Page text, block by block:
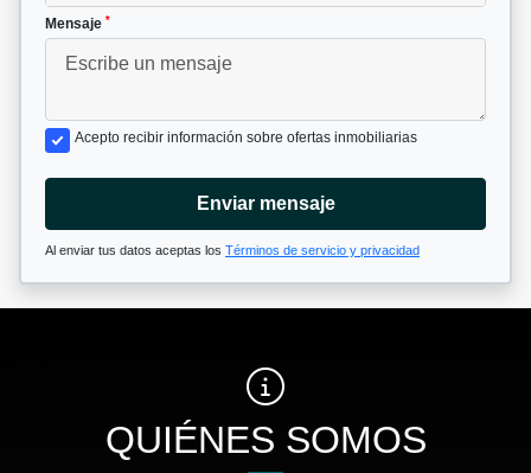
Mensaje *
Acepto recibir información sobre ofertas inmobiliarias
Enviar mensaje
Al enviar tus datos aceptas los Términos de servicio y privacidad
QUIÉNES SOMOS